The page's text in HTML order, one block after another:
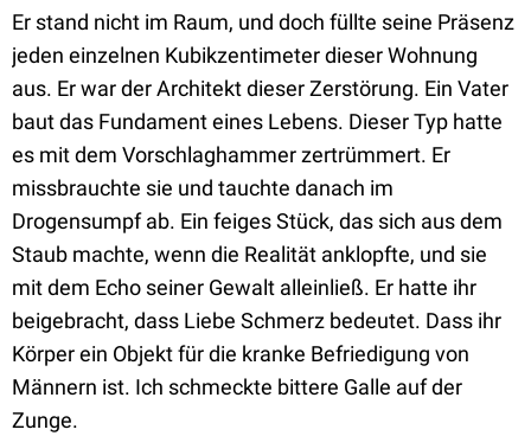
Er stand nicht im Raum, und doch füllte seine Präsenz
jeden einzelnen Kubikzentimeter dieser Wohnung
aus. Er war der Architekt dieser Zerstörung. Ein Vater
baut das Fundament eines Lebens. Dieser Typ hatte
es mit dem Vorschlaghammer zertrümmert. Er
missbrauchte sie und tauchte danach im
Drogensumpf ab. Ein feiges Stück, das sich aus dem
Staub machte, wenn die Realität anklopfte, und sie
mit dem Echo seiner Gewalt alleinließ. Er hatte ihr
beigebracht, dass Liebe Schmerz bedeutet. Dass ihr
Körper ein Objekt für die kranke Befriedigung von
Männern ist. Ich schmeckte bittere Galle auf der
Zunge.